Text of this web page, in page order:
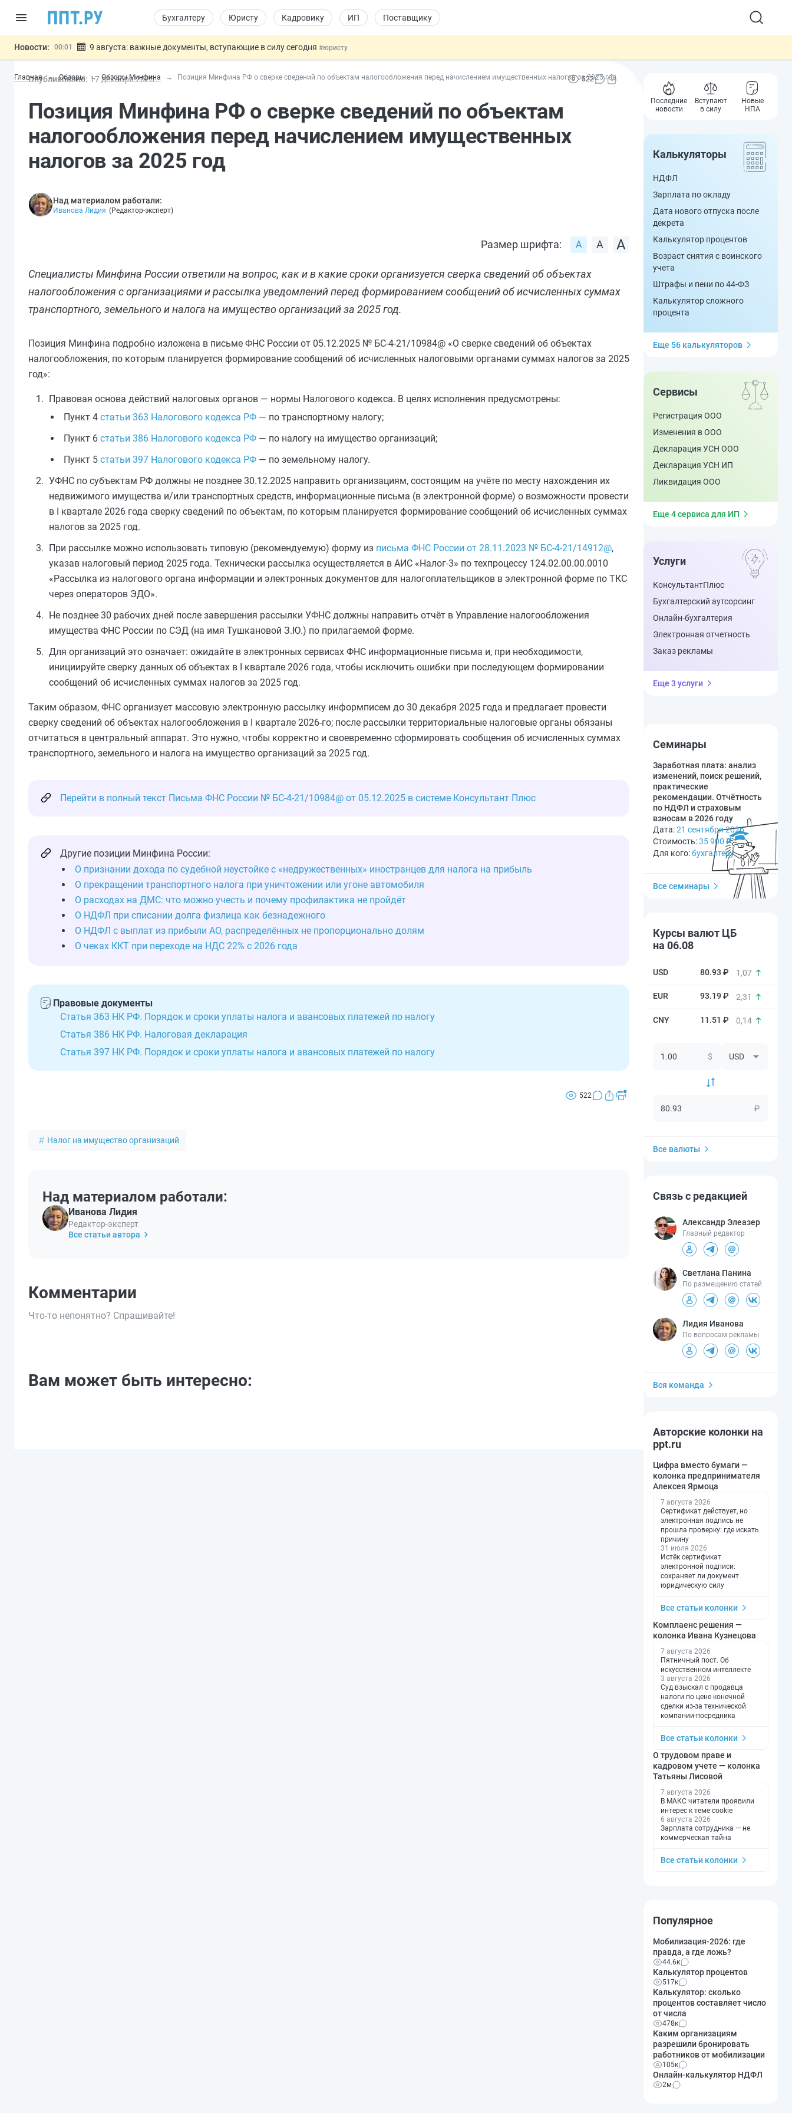
Бухгалтеру Юристу Кадровику ИП Поставщику
Новости: 00:01 9 августа: важные документы, вступающие в силу сегодня #юристу
07.08 Дистанционную работу беременных пропишут в ТК РФ#кадровику
07.08
Важно Разработают единые критерии трудовых и ГПХ-отношений #кадровику
Главная Обзоры Обзоры Минфина Позиция Минфина РФ о сверке сведений по объектам налогообложения перед начислением имущественных налогов за 2025 год
Опубликовано: 17 декабря2025 522
Позиция Минфина РФ о сверке сведений по объектам
налогообложения перед начислением имущественных
налогов за 2025 год
Над материалом работали:
Иванова Лидия (Редактор-эксперт)
Размер шрифта:
Специалисты Минфина России ответили на вопрос, как и в какие сроки организуется сверка сведений об объектах
налогообложения с организациями и рассылка уведомлений перед формированием сообщений об исчисленных суммах
транспортного, земельного и налога на имущество организаций за 2025 год.
Позиция Минфина подробно изложена в письме ФНС России от 05.12.2025 № БС-4-21/10984@ «О сверке сведений об объектах
налогообложения, по которым планируется формирование сообщений об исчисленных налоговыми органами суммах налогов за 2025
год»:
Правовая основа действий налоговых органов — нормы Налогового кодекса. В целях исполнения предусмотрены:
Пункт 4 статьи 363 Налогового кодекса РФ — по транспортному налогу;
Пункт 6 статьи 386 Налогового кодекса РФ — по налогу на имущество организаций;
Пункт 5 статьи 397 Налогового кодекса РФ — по земельному налогу.
УФНС по субъектам РФ должны не позднее 30.12.2025 направить организациям, состоящим на учёте по месту нахождения их
недвижимого имущества и/или транспортных средств, информационные письма (в электронной форме) о возможности провести
в I квартале 2026 года сверку сведений по объектам, по которым планируется формирование сообщений об исчисленных суммах
налогов за 2025 год.
При рассылке можно использовать типовую (рекомендуемую) форму из письма ФНС России от 28.11.2023 № БС-4-21/14912@,
указав налоговый период 2025 года. Технически рассылка осуществляется в АИС «Налог-3» по техпроцессу 124.02.00.00.0010
«Рассылка из налогового органа информации и электронных документов для налогоплательщиков в электронной форме по ТКС
через операторов ЭДО».
Не позднее 30 рабочих дней после завершения рассылки УФНС должны направить отчёт в Управление налогообложения
имущества ФНС России по СЭД (на имя Тушкановой З.Ю.) по прилагаемой форме.
Для организаций это означает: ожидайте в электронных сервисах ФНС информационные письма и, при необходимости,
инициируйте сверку данных об объектах в I квартале 2026 года, чтобы исключить ошибки при последующем формировании
сообщений об исчисленных суммах налогов за 2025 год.
Таким образом, ФНС организует массовую электронную рассылку информписем до 30 декабря 2025 года и предлагает провести
сверку сведений об объектах налогообложения в I квартале 2026-го; после рассылки территориальные налоговые органы обязаны
отчитаться в центральный аппарат. Это нужно, чтобы корректно и своевременно сформировать сообщения об исчисленных суммах
транспортного, земельного и налога на имущество организаций за 2025 год.
Перейти в полный текст Письма ФНС России № БС-4-21/10984@ от 05.12.2025 в системе Консультант Плюс
Другие позиции Минфина России:
О признании дохода по судебной неустойке с «недружественных» иностранцев для налога на прибыль
О прекращении транспортного налога при уничтожении или угоне автомобиля
О расходах на ДМС: что можно учесть и почему профилактика не пройдёт
О НДФЛ при списании долга физлица как безнадежного
О НДФЛ с выплат из прибыли АО, распределённых не пропорционально долям
О чеках ККТ при переходе на НДС 22% с 2026 года
Правовые документы
Статья 363 НК РФ. Порядок и сроки уплаты налога и авансовых платежей по налогу
Статья 386 НК РФ. Налоговая декларация
Статья 397 НК РФ. Порядок и сроки уплаты налога и авансовых платежей по налогу
522
Налог на имущество организаций
Над материалом работали:
Иванова Лидия
Редактор-эксперт
Все статьи автора
Комментарии
Что-то непонятно? Спрашивайте!
Вам может быть интересно:
Последние
новости
Вступают
в силу
Новые
НПА
Калькуляторы
НДФЛ
Зарплата по окладу
Дата нового отпуска после
декрета
Калькулятор процентов
Возраст снятия с воинского
учета
Штрафы и пени по 44-ФЗ
Калькулятор сложного
процента
Еще 56 калькуляторов
Сервисы
Регистрация ООО
Изменения в ООО
Декларация УСН ООО
Декларация УСН ИП
Ликвидация ООО
Еще 4 сервиса для ИП
Услуги
КонсультантПлюс
Бухгалтерский аутсорсинг
Онлайн-бухгалтерия
Электронная отчетность
Заказ рекламы
Еще 3 услуги
Семинары
Заработная плата: анализ
изменений, поиск решений,
практические
рекомендации. Отчётность
по НДФЛ и страховым
взносам в 2026 году
Дата:21 сентября 2026
Стоимость:35 900 ₽
Для кого:бухгалтеру
Все семинары
Курсы валют ЦБ
на 06.08
80.93 ₽ 1,07
93.19 ₽ 2,31
11.51 ₽ 0,14
$
₽
Все валюты
Связь с редакцией
Александр Элеазер
Главный редактор
Светлана Панина
По размещению статей
Лидия Иванова
По вопросам рекламы
Вся команда
Авторские колонки на
ppt.ru
Цифра вместо бумаги —
колонка предпринимателя
Алексея Ярмоца
7 августа 2026
Сертификат действует, но
электронная подпись не
прошла проверку: где искать
причину
31 июля 2026
Истёк сертификат
электронной подписи:
сохраняет ли документ
юридическую силу
Все статьи колонки
Комплаенс решения —
колонка Ивана Кузнецова
7 августа 2026
Пятничный пост. Об
искусственном интеллекте
3 августа 2026
Суд взыскал с продавца
налоги по цене конечной
сделки из-за технической
компании-посредника
Все статьи колонки
О трудовом праве и
кадровом учете — колонка
Татьяны Лисовой
7 августа 2026
В МАКС читатели проявили
интерес к теме cookie
6 августа 2026
Зарплата сотрудника — не
коммерческая тайна
Все статьи колонки
Популярное
Мобилизация-2026: где
правда, а где ложь?
44.6к
Калькулятор процентов
517к
Калькулятор: сколько
процентов составляет число
от числа
478к
Каким организациям
разрешили бронировать
работников от мобилизации
105к
Онлайн-калькулятор НДФЛ
2м